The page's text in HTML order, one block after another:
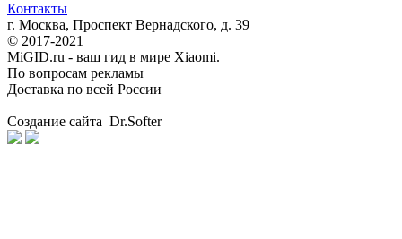
Контакты
г. Москва, Проспект Вернадского, д. 39
© 2017-2021
MiGID.ru - ваш гид в мире Xiaomi.
По вопросам рекламы
Доставка по всей России
Создание сайта Dr.Softer